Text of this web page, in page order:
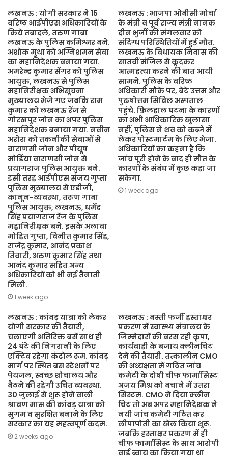
लखनऊ : योगी सरकार ने 15
वरिष्ठ आईपीएस अधिकारियों के
किये तबादले, तरुण गाबा
लखनऊ के पुलिस कमिश्नर बने.
अशोक मुथा को अग्निशमन सेवा
का महानिदेशक बनाया गया.
अमरेन्द्र कुमार सेंगर को पुलिस
आयुक्त, लखनऊ से पुलिस
महानिरीक्षक अभिसूचना
मुख्यालय भेजे गए जबकि राम
कुमार को लखनऊ रेंज से
गोरखपुर जोन का अपर पुलिस
महानिदेशक बनाया गया. नवीन
अरोरा को तकनीकी सेवाओं से
वाराणसी जोन और पीयूष
मोर्डिया वाराणसी जोन से
प्रयागराज पुलिस आयुक्त बने.
इसी तरह आईपीएस संजय गुप्ता
पुलिस मुख्यालय से एडीजी,
कानून-व्यवस्था, तरुण गाबा
पुलिस आयुक्त, लखनऊ, धर्मेंद्र
सिंह प्रयागराज रेंज के पुलिस
महानिरीक्षक बने. इसके अलावा
मोहित गुप्ता, विनीत कुमार सिंह,
राजेंद्र कुमार, आनंद प्रकाश
तिवारी, अरुण कुमार सिंह तथा
आनंद कुमार सहित अन्य
अधिकारियों को भी नई तैनाती
मिली.
1 week ago
लखनऊ : भाजपा ओबीसी मोर्चा
के मंत्री व पूर्व राज्य मंत्री नानक
दीन भुर्जी की मंगलवार को
संदिग्ध परिस्थितियों में हुई मौत.
लखनऊ के विधायक निवास की
सातवीं मंजिल से कूदकर
आत्महत्या करने की बात आयी
सामने. पुलिस के वरिष्ठ
अधिकारी मौके पर, बेटे उत्तम और
पुरुषोत्तम सिविल अस्पताल
पहुंचे. फ़िलहाल घटना के कारणों
का अभी आधिकारिक खुलासा
नहीं, पुलिस ने शव को कब्जे में
लेकर पोस्टमार्टम के लिए भेजा.
अधिकारियों का कहना है कि
जांच पूरी होने के बाद ही मौत के
कारणों के संबंध में कुछ कहा जा
सकेगा.
1 week ago
लखनऊ : कांवड़ यात्रा को लेकर
योगी सरकार की तैयारी,
चलाएगी अतिरिक्त बसें साथ ही
24 घंटे की निगरानी के लिए
एक्टिव रहेगा कंट्रोल रूम. कांवड़
मार्ग पर स्थित बस स्टेशनों पर
पेयजल, स्वच्छ शौचालय और
बैठने की रहेगी उचित व्यवस्था.
30 जुलाई से शुरू होने वाली
श्रावण मास की कांवड़ यात्रा को
सुगम व सुरक्षित बनाने के लिए
सरकार का यह महत्वपूर्ण कदम.
2 weeks ago
लखनऊ : बस्ती फर्जी हस्ताक्षर
प्रकरण में स्वास्थ्य मंत्रालय के
जिम्मेदारों की बरस रही कृपा,
कार्यवाही के बजाय क्लीनचिट
देने की तैयारी. तत्कालीन CMO
की अध्यक्षता में गठित जांच
कमेटी के दोषी चीफ फार्मासिस्ट
अजय मिश्र को बचाने में उतरा
सिस्टम. CMO ने दिया क्लीन
चिट तो अब अपर महानिदेशक ने
नयी जांच कमेटी गठित कर
लीपापोती का खेल किया शुरू.
जबकि हस्ताक्षर प्रकरण में ही
चीफ फार्मासिस्ट के साथ आरोपी
वार्ड ब्वाय का किया गया था